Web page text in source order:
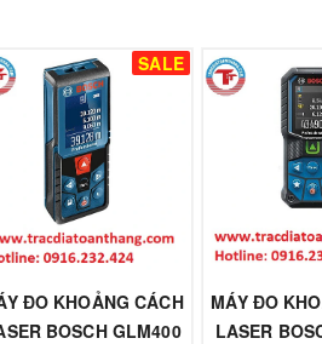
SALE
ĐO KHOẢNG CÁCH
BOSCH GLM400
MÁY ĐO
LASER